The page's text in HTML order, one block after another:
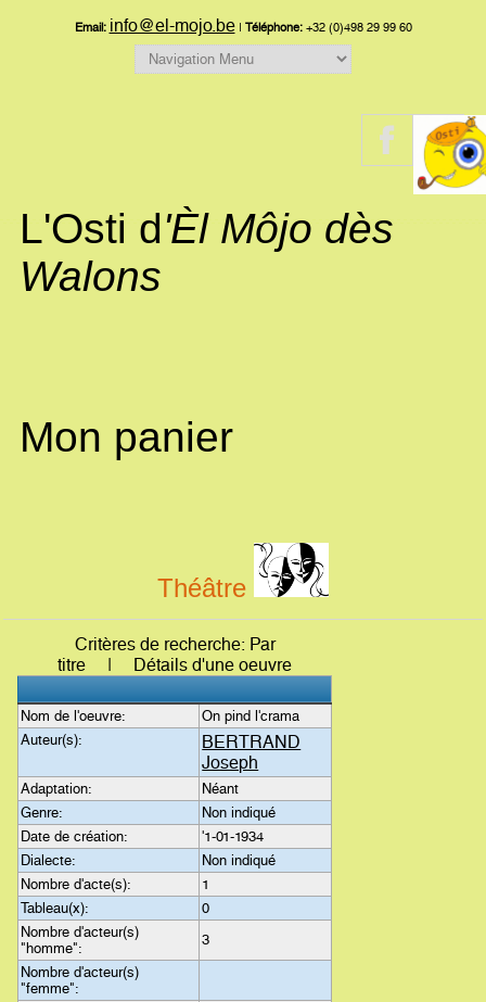
Email: info@el-mojo.be| Téléphone:+32 (0)498 29 99 60
L'Osti d'Èl Môjo dès
Walons
Mon panier
Théâtre
Critères de recherche: Par
titre | Détails d'une oeuvre
Nom de l'oeuvre:
On pind l'crama
Auteur(s):
BERTRAND
Joseph
Adaptation:
Néant
Genre:
Non indiqué
Date de création:
'1-01-1934
Dialecte:
Non indiqué
Nombre d'acte(s):
1
Tableau(x):
0
Nombre d'acteur(s)
"homme":
3
Nombre d'acteur(s)
"femme":